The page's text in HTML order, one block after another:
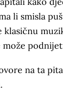
li smisla
može
na ta